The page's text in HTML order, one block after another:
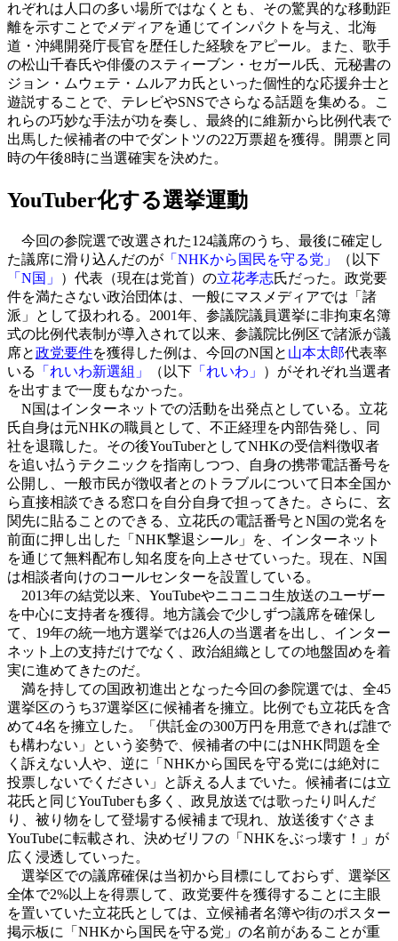
れぞれは人口の多い場所ではなくとも、その驚異的な移動距
離を示すことでメディアを通じてインパクトを与え、北海
道・沖縄開発庁長官を歴任した経験をアピール。また、歌手
の松山千春氏や俳優のスティーブン・セガール氏、元秘書の
ジョン・ムウェテ・ムルアカ氏といった個性的な応援弁士と
遊説することで、テレビやSNSでさらなる話題を集める。こ
れらの巧妙な手法が功を奏し、最終的に維新から比例代表で
出馬した候補者の中でダントツの22万票超を獲得。開票と同
時の午後8時に当選確実を決めた。
YouTuber化する選挙運動
今回の参院選で改選された124議席のうち、最後に確定し
た議席に滑り込んだのが 「NHKから国民を守る党」
（以下
「N国」
）代表（現在は党首）の立花孝志氏だった。政党要
件を満たさない政治団体は、一般にマスメディアでは「諸
派」として扱われる。2001年、参議院議員選挙に非拘束名簿
式の比例代表制が導入されて以来、参議院比例区で諸派が議
席と政党要件を獲得した例は、今回のN国と 山本太郎代表率
いる
「れいわ新選組」 （以下 「れいわ」
）がそれぞれ当選者
を出すまで一度もなかった。
N国はインターネットでの活動を出発点としている。立花
氏自身は元NHKの職員として、不正経理を内部告発し、同
社を退職した。その後YouTuberとしてNHKの受信料徴収者
を追い払うテクニックを指南しつつ、自身の携帯電話番号を
公開し、一般市民が徴収者とのトラブルについて日本全国か
ら直接相談できる窓口を自分自身で担ってきた。さらに、玄
関先に貼ることのできる、立花氏の電話番号とN国の党名を
前面に押し出した「NHK撃退シール」を、インターネット
を通じて無料配布し知名度を向上させていった。現在、N国
は相談者向けのコールセンターを設置している。
2013年の結党以来、YouTubeやニコニコ生放送のユーザー
を中心に支持者を獲得。地方議会で少しずつ議席を確保し
て、19年の統一地方選挙では26人の当選者を出し、インター
ネット上の支持だけでなく、政治組織としての地盤固めを着
実に進めてきたのだ。
満を持しての国政初進出となった今回の参院選では、全45
選挙区のうち37選挙区に候補者を擁立。比例でも立花氏を含
めて4名を擁立した。「供託金の300万円を用意できれば誰で
も構わない」という姿勢で、候補者の中にはNHK問題を全
く訴えない人や、逆に「NHKから国民を守る党には絶対に
投票しないでください」と訴える人までいた。候補者には立
花氏と同じYouTuberも多く、政見放送では歌ったり叫んだ
り、被り物をして登場する候補まで現れ、放送後すぐさま
YouTubeに転載され、決めゼリフの「NHKをぶっ壊す！」が
広く浸透していった。
選挙区での議席確保は当初から目標にしておらず、選挙区
全体で2%以上を得票して、政党要件を獲得することに主眼
を置いていた立花氏としては、立候補者名簿や街のポスター
掲示板に「NHKから国民を守る党」の名前があることが重